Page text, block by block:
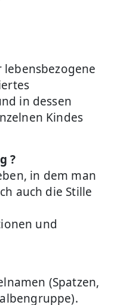
in dessen
Kindes
?
in dem man
auch die Stille
und
(Spatzen,